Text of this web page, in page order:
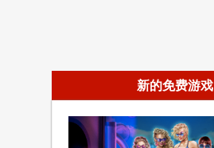
新的免费游戏